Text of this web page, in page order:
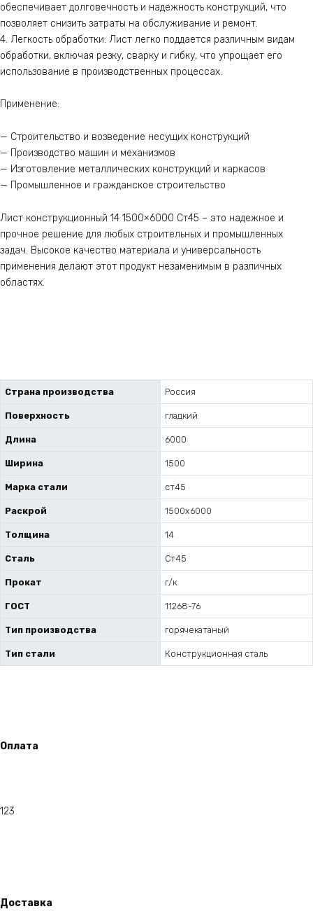
обеспечивает долговечность и надежность конструкций, что
позволяет снизить затраты на обслуживание и ремонт.
4. Легкость обработки: Лист легко поддается различным видам
обработки, включая резку, сварку и гибку, что упрощает его
использование в производственных процессах.
Применение:
— Строительство и возведение несущих конструкций
— Производство машин и механизмов
— Изготовление металлических конструкций и каркасов
— Промышленное и гражданское строительство
Лист конструкционный 14 1500×6000 Ст45 – это надежное и
прочное решение для любых строительных и промышленных
задач. Высокое качество материала и универсальность
применения делают этот продукт незаменимым в различных
областях.
Страна производства Россия
Поверхность гладкий
Длина 6000
Ширина 1500
Марка стали ст45
Раскрой 1500x6000
Толщина 14
Сталь Ст45
Прокат г/к
ГОСТ 11268-76
Тип производства горячекатаный
Тип стали Конструкционная сталь
Оплата
123
Доставка